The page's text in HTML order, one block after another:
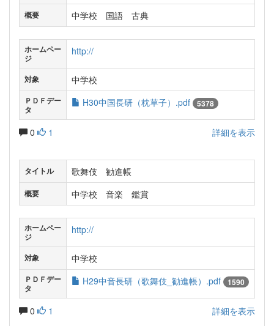
概要 中学校 国語 古典
ホームペー
ジ
http://
対象 中学校
ＰＤＦデー
タ
H30中国長研（枕草子）.pdf 5378
0 1 詳細を表示
タイトル 歌舞伎 勧進帳
概要 中学校 音楽 鑑賞
ホームペー
ジ
http://
対象 中学校
ＰＤＦデー
タ
H29中音長研（歌舞伎_勧進帳）.pdf 1590
0 1 詳細を表示